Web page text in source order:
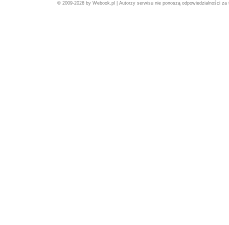
© 2009-2026 by Webook.pl | Autorzy serwisu nie ponoszą odpowiedzialności